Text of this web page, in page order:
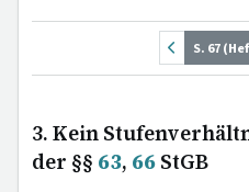
S. 67
3. Kein
der §§ 63, 66 StGB